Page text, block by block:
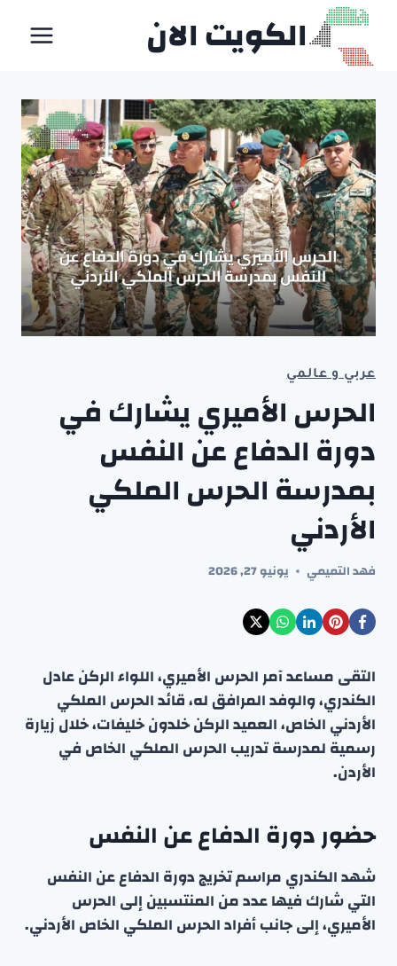
التجاوز
المحتوى
الكويت الان
عربي و عالمي
الحرس الأميري يشارك في
دورة الدفاع عن النفس
بمدرسة الحرس الملكي
الأردني
فهد التميمي يونيو 27, 2026
التقى مساعد آمر الحرس الأميري، اللواء الركن عادل
الكندري، والوفد المرافق له، قائد الحرس الملكي
الأردني الخاص، العميد الركن خلدون خليفات، خلال زيارة
رسمية لمدرسة تدريب الحرس الملكي الخاص في
الأردن.
حضور دورة الدفاع عن النفس
شهد الكندري مراسم تخريج دورة الدفاع عن النفس
التي شارك فيها عدد من المنتسبين إلى الحرس
الأميري، إلى جانب أفراد الحرس الملكي الخاص الأردني.